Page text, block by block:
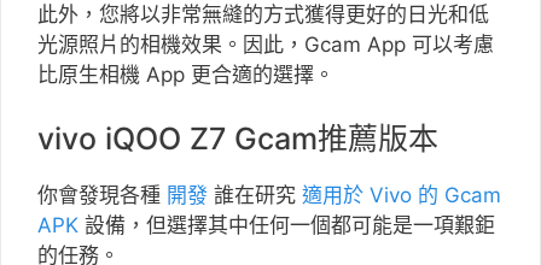
此外，您將以非常無縫的方式獲得更好的日光和低
光源照片的相機效果。因此，Gcam App 可以考慮
比原生相機 App 更合適的選擇。
vivo iQOO Z7 Gcam推薦版本
你會發現各種 開發 誰在研究 適用於 Vivo 的 Gcam
APK 設備，但選擇其中任何一個都可能是一項艱鉅
的任務。